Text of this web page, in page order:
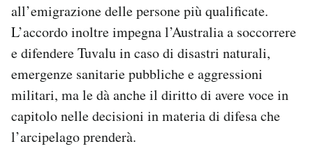
all’emigrazione delle persone più qualificate.
L’accordo inoltre impegna l’Australia a soccorrere
e difendere Tuvalu in caso di disastri naturali,
emergenze sanitarie pubbliche e aggressioni
militari, ma le dà anche il diritto di avere voce in
capitolo nelle decisioni in materia di difesa che
l’arcipelago prenderà.